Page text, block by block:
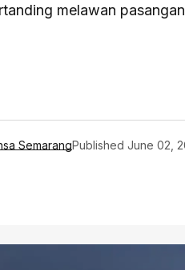
melawan
SemarangPublished June 02,